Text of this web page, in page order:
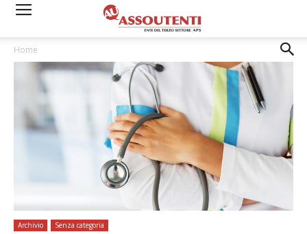
Home
Archivio Senza categoria